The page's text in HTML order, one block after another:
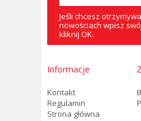
Jeśli chcesz
nowościach wpisz
kliknij OK.
Informacje
Kontakt
Regulamin
Strona główna